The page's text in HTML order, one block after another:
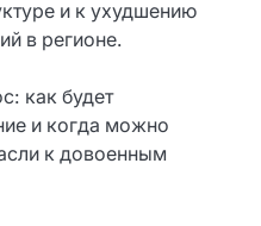
и к ухудшению
в регионе.
как будет
и когда можно
к довоенным